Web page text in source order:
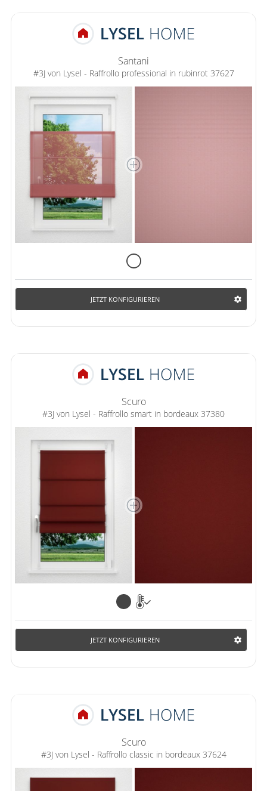
Santani
#3J von Lysel - Raffrollo professional in rubinrot 37627
JETZT KONFIGURIEREN
Scuro
#3J von Lysel - Raffrollo smart in bordeaux 37380
JETZT KONFIGURIEREN
Scuro
#3J von Lysel - Raffrollo classic in bordeaux 37624